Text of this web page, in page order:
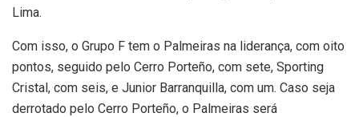
Lima.
Com isso, o Grupo F tem o Palmeiras na liderança, com oito
pontos, seguido pelo Cerro Porteño, com sete, Sporting
Cristal, com seis, e Junior Barranquilla, com um. Caso seja
derrotado pelo Cerro Porteño, o Palmeiras será